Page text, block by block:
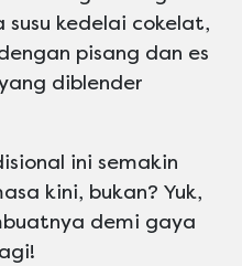
kedelai cokelat,
pisang dan es
diblender
ini semakin
kini, bukan? Yuk,
demi gaya